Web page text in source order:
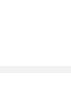
залишок
в касі за 1